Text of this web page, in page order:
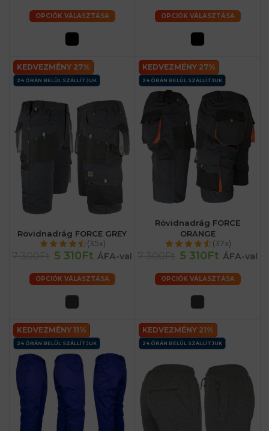
OPCIÓK VÁLASZTÁSA OPCIÓK VÁLASZTÁSA
KEDVEZMÉNY 27%
24 ÓRÁN BELÜL SZÁLLÍTJUK
Rövidnadrág FORCE GREY
(35x)
5 310Ft ÁFA-val
OPCIÓK VÁLASZTÁSA
KEDVEZMÉNY 27%
24 ÓRÁN BELÜL SZÁLLÍTJUK
Rövidnadrág FORCE
ORANGE
(37x)
5 310Ft ÁFA-val
OPCIÓK VÁLASZTÁSA
KEDVEZMÉNY 11%
24 ÓRÁN BELÜL SZÁLLÍTJUK
KEDVEZMÉNY 21%
24 ÓRÁN BELÜL SZÁLLÍTJUK